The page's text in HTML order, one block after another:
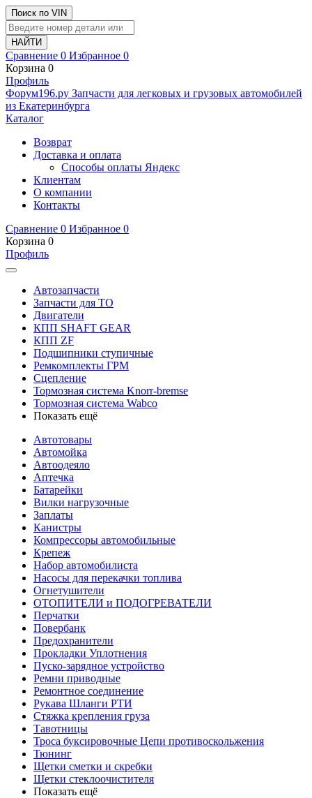
Поиск по VIN
Сравнение 0 Избранное 0
Корзина 0
Профиль
Фoрум196.ру Запчасти для легковых и грузовых автомобилей
из Екатеринбурга
Каталог
Возврат
Доставка и оплата
Способы оплаты Яндекс
Клиентам
О компании
Контакты
Сравнение 0 Избранное 0
Корзина 0
Профиль
Автозапчасти
Запчасти для ТО
Двигатели
КПП SHAFT GEAR
КПП ZF
Подшипники ступичные
Ремкомплекты ГРМ
Сцепление
Тормозная система Knorr-bremse
Тормозная система Wabco
Показать ещё
Автотовары
Автомойка
Автоодеяло
Аптечка
Батарейки
Вилки нагрузочные
Заплаты
Канистры
Компрессоры автомобильные
Крепеж
Набор автомобилиста
Насосы для перекачки топлива
Огнетушители
ОТОПИТЕЛИ и ПОДОГРЕВАТЕЛИ
Перчатки
Повербанк
Предохранители
Прокладки Уплотнения
Пуско-зарядное устройство
Ремни приводные
Ремонтное соединение
Рукава Шланги РТИ
Стяжка крепления груза
Тавотницы
Троса буксировочные Цепи противоскольжения
Тюнинг
Щетки сметки и скребки
Щетки стеклоочистителя
Показать ещё